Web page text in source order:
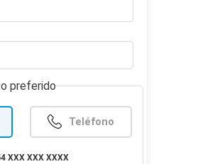
preferido
Teléfono
XXX XXX XXXX